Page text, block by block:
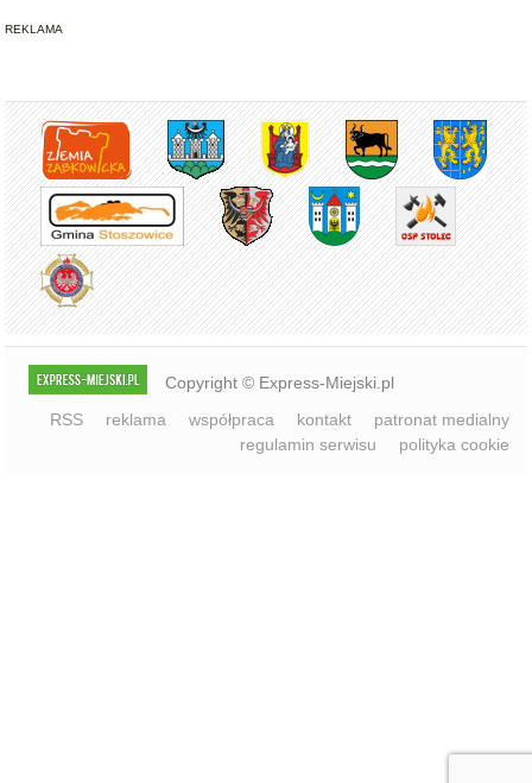
REKLAMA
Copyright © Express-Miejski.pl
RSS
reklama współpraca kontakt
patronat medialny
regulamin serwisu
polityka cookie